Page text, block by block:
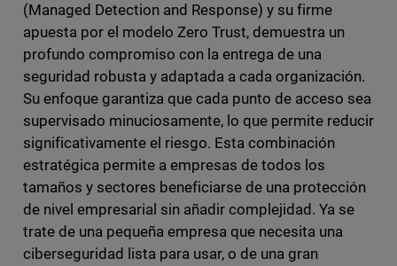
(Managed Detection and Response) y su firme
apuesta por el modelo Zero Trust, demuestra un
profundo compromiso con la entrega de una
seguridad robusta y adaptada a cada organización.
Su enfoque garantiza que cada punto de acceso sea
supervisado minuciosamente, lo que permite reducir
significativamente el riesgo. Esta combinación
estratégica permite a empresas de todos los
tamaños y sectores beneficiarse de una protección
de nivel empresarial sin añadir complejidad. Ya se
trate de una pequeña empresa que necesita una
ciberseguridad lista para usar, o de una gran